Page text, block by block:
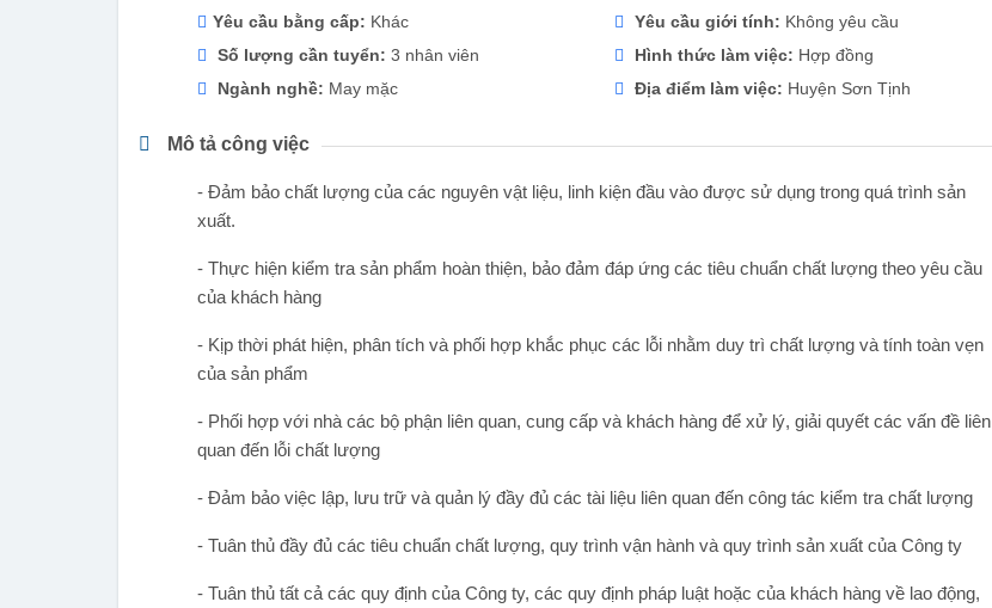
Yêu cầu bằng cấp: Khác
Số lượng cần tuyển: 3 nhân viên
Ngành nghề: May mặc
Yêu cầu giới tính: Không yêu cầu
Hình thức làm việc: Hợp đồng
Địa điểm làm việc: Huyện Sơn Tịnh
Mô tả công việc
- Đảm bảo chất lượng của các nguyên vật liệu, linh kiện đầu vào được sử dụng trong quá trình sản
xuất.
- Thực hiện kiểm tra sản phẩm hoàn thiện, bảo đảm đáp ứng các tiêu chuẩn chất lượng theo yêu cầu
của khách hàng
- Kịp thời phát hiện, phân tích và phối hợp khắc phục các lỗi nhằm duy trì chất lượng và tính toàn vẹn
của sản phẩm
- Phối hợp với nhà các bộ phận liên quan, cung cấp và khách hàng để xử lý, giải quyết các vấn đề liên
quan đến lỗi chất lượng
- Đảm bảo việc lập, lưu trữ và quản lý đầy đủ các tài liệu liên quan đến công tác kiểm tra chất lượng
- Tuân thủ đầy đủ các tiêu chuẩn chất lượng, quy trình vận hành và quy trình sản xuất của Công ty
- Tuân thủ tất cả các quy định của Công ty, các quy định pháp luật hoặc của khách hàng về lao động,